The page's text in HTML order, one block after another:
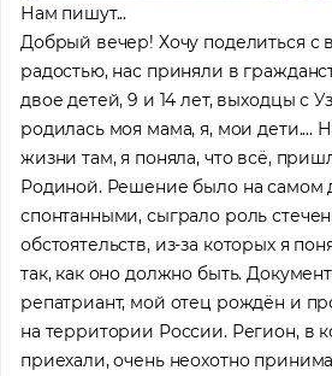
Нам пишут...
Добрый вечер! Хочу поделиться с
радостью, нас приняли в
двое детей, 9 и 14 лет, выходцы с
родилась моя мама, я, мои дети....
жизни там, я поняла, что всё,
Родиной. Решение было на самом
спонтанными, сыграло роль
обстоятельств, из-за которых я
так, как оно должно быть.
репатриант, мой отец рождён и
на территории России. Регион, в
приехали, очень неохотно